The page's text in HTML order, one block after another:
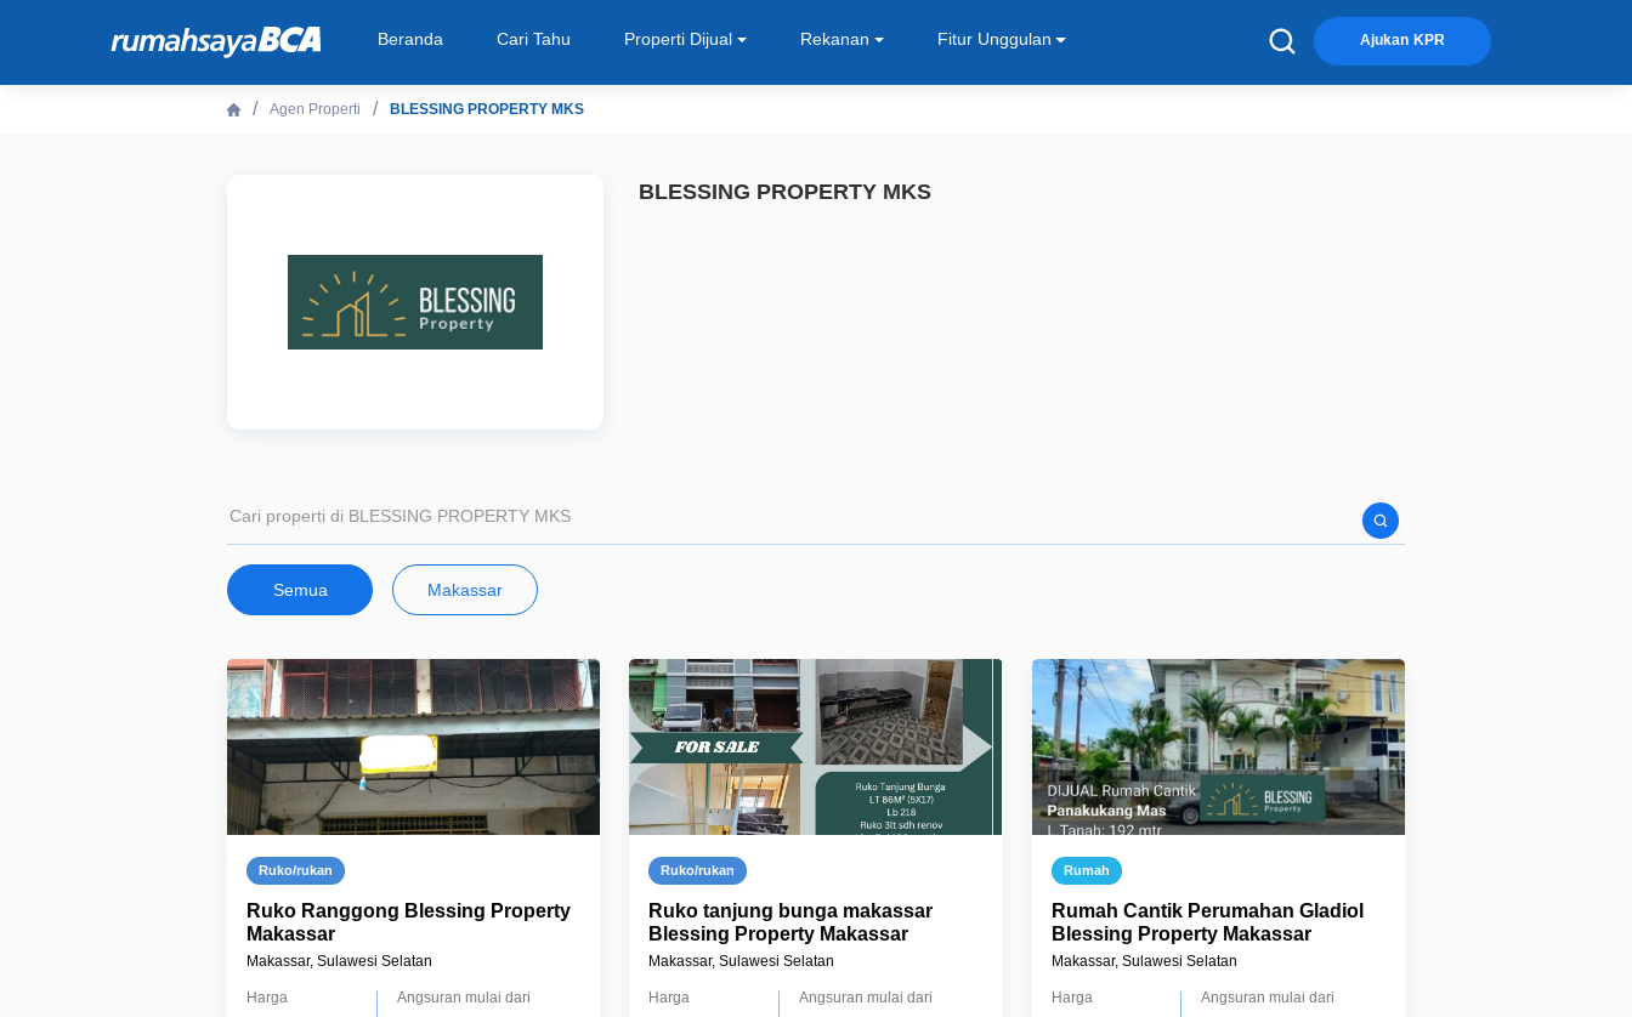
Beranda Cari Tahu Properti Dijual Rekanan Fitur Unggulan Ajukan KPR
Agen Properti BLESSING PROPERTY MKS
BLESSING PROPERTY MKS
Semua Makassar
Ruko/rukan
Ruko Ranggong Blessing Property
Makassar
Makassar, Sulawesi Selatan
Harga
Angsuran mulai dari
Ruko/rukan
Ruko tanjung bunga makassar
Blessing Property Makassar
Makassar, Sulawesi Selatan
Harga
Angsuran mulai dari
Rumah
Rumah Cantik Perumahan Gladiol
Blessing Property Makassar
Makassar, Sulawesi Selatan
Harga
Angsuran mulai dari